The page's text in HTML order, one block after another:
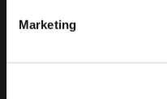
Marketing